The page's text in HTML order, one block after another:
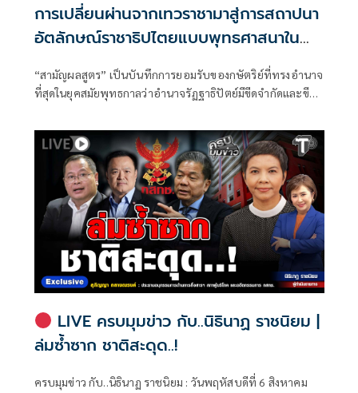
การเปลี่ยนผ่านจากเทวราชามาสู่การสถาปนา
อัตลักษณ์ราชาธิปไตยแบบพุทธศาสนาใน
พระไตรปิฏก : สามัญผลสูตรในฐานะทฤษฎี
ขีดจำกัดของอำนาจรัฐเหนือแรงงานและ
ทรัพย์สิน
“สามัญผลสูตร” เป็นบันทึกการยอมรับของกษัตริย์ที่ทรงอำนาจ
ที่สุดในยุคสมัยพุทธกาลว่าอำนาจรัฏฐาธิปัตย์มีขีดจำกัดและขีด
LIVE ครบมุมข่าว กับ..นิธินาฏ ราชนิยม |
ล่มซ้ำซาก ชาติสะดุด..!
ครบมุมข่าว กับ..นิธินาฏ ราชนิยม : วันพฤหัสบดีที่ 6 สิงหาคม